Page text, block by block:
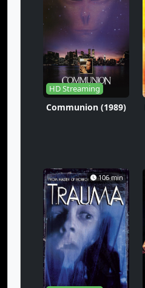
HD Streaming
Communion (1989)
106 min